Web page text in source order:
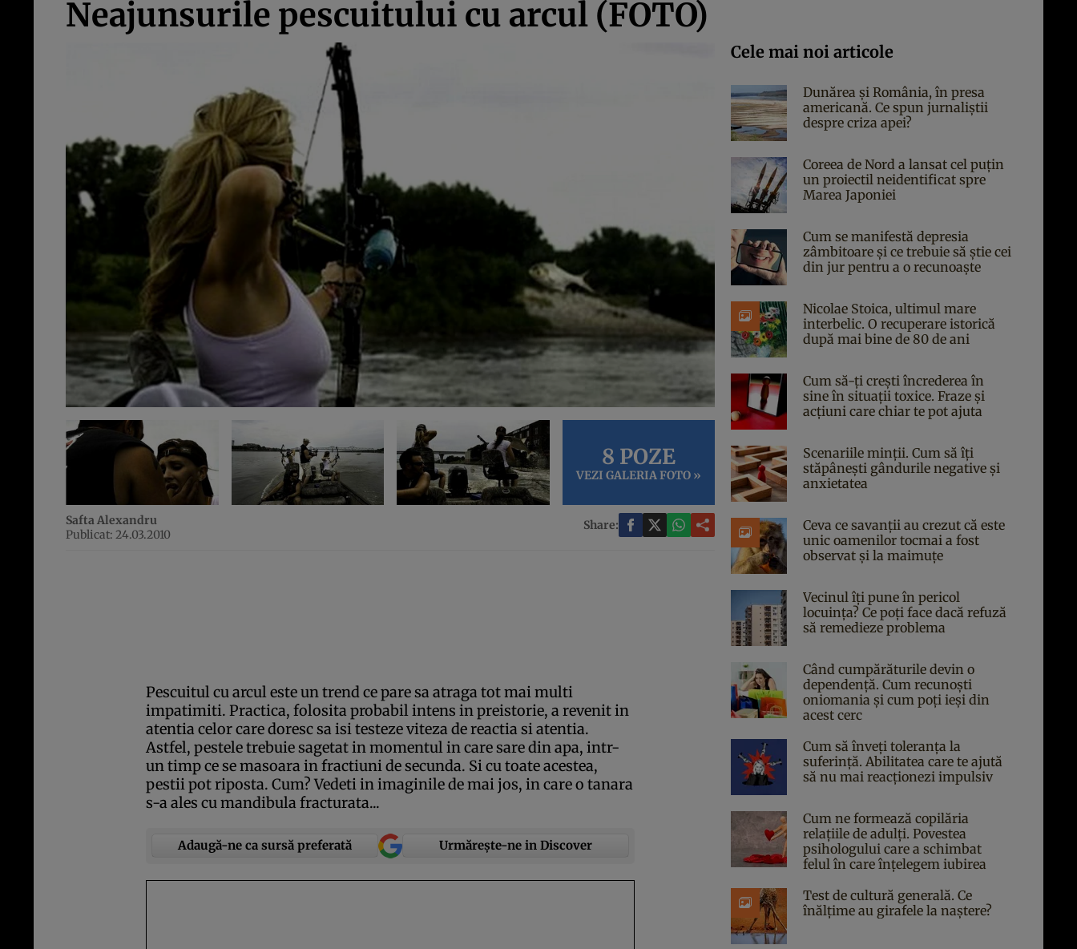
Neajunsurile pescuitului cu arcul (FOTO)
8 POZE
VEZI GALERIA FOTO »
Safta Alexandru
Publicat: 24.03.2010
Share:
Pescuitul cu arcul este un trend ce pare sa atraga tot mai multi
impatimiti. Practica, folosita probabil intens in preistorie, a revenit in
atentia celor care doresc sa isi testeze viteza de reactia si atentia.
Astfel, pestele trebuie sagetat in momentul in care sare din apa, intr-
un timp ce se masoara in fractiuni de secunda. Si cu toate acestea,
pestii pot riposta. Cum? Vedeti in imaginile de mai jos, in care o tanara
s-a ales cu mandibula fracturata...
Adaugă-ne ca sursă preferată Urmărește-ne in Discover
Cele mai noi articole
Dunărea și România, în presa
americană. Ce spun jurnaliștii
despre criza apei?
Coreea de Nord a lansat cel puțin
un proiectil neidentificat spre
Marea Japoniei
Cum se manifestă depresia
zâmbitoare și ce trebuie să știe cei
din jur pentru a o recunoaște
Nicolae Stoica, ultimul mare
interbelic. O recuperare istorică
după mai bine de 80 de ani
Cum să-ți crești încrederea în
sine în situații toxice. Fraze și
acțiuni care chiar te pot ajuta
Scenariile minții. Cum să îți
stăpânești gândurile negative și
anxietatea
Ceva ce savanții au crezut că este
unic oamenilor tocmai a fost
observat și la maimuțe
Vecinul îți pune în pericol
locuința? Ce poți face dacă refuză
să remedieze problema
Când cumpărăturile devin o
dependență. Cum recunoști
oniomania și cum poți ieși din
acest cerc
Cum să înveți toleranța la
suferință. Abilitatea care te ajută
să nu mai reacționezi impulsiv
Cum ne formează copilăria
relațiile de adulți. Povestea
psihologului care a schimbat
felul în care înțelegem iubirea
Test de cultură generală. Ce
înălțime au girafele la naștere?